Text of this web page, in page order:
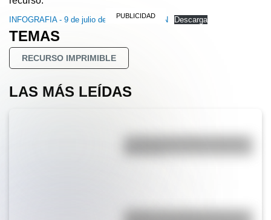
INFOGRAFIA - 9 de julio de 1816 - BILLIKEN Descarga
TEMAS
RECURSO IMPRIMIBLE
LAS MÁS LEÍDAS
La vida de San Martín contada
¿Sabías que Argentina tuvo la